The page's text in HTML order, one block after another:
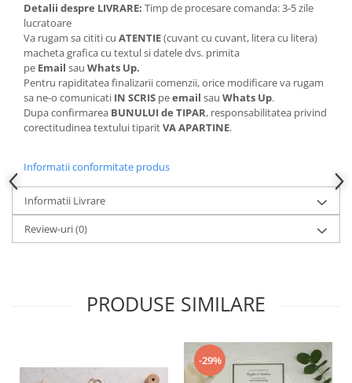
Detalii despre LIVRARE: Timp de procesare comanda: 3-5 zile
lucratoare
Va rugam sa cititi cu ATENTIE(cuvant cu cuvant, litera cu litera)
macheta grafica cu textul si datele dvs. primita
pe Email sau Whats Up.
Pentru rapiditatea finalizarii comenzii, orice modificare va rugam
sa ne-o comunicati IN SCRIS peemail sau Whats Up.
Dupa confirmarea BUNULUI de TIPAR, responsabilitatea privind
corectitudinea textului tiparitVA APARTINE.
Informatii conformitate produs
Informatii Livrare
Review-uri(0)
PRODUSE SIMILARE
-29%